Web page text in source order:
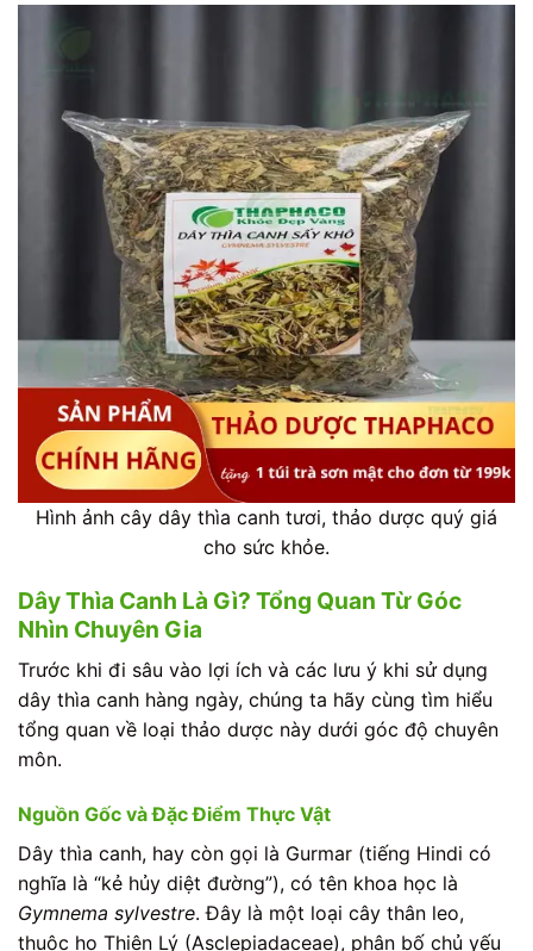
Hình ảnh cây dây thìa canh tươi, thảo dược quý giá
cho sức khỏe.
Dây Thìa Canh Là Gì? Tổng Quan Từ Góc
Nhìn Chuyên Gia
Trước khi đi sâu vào lợi ích và các lưu ý khi sử dụng
dây thìa canh hàng ngày, chúng ta hãy cùng tìm hiểu
tổng quan về loại thảo dược này dưới góc độ chuyên
môn.
Nguồn Gốc và Đặc Điểm Thực Vật
Dây thìa canh, hay còn gọi là Gurmar (tiếng Hindi có
nghĩa là “kẻ hủy diệt đường”), có tên khoa học là
Gymnema sylvestre. Đây là một loại cây thân leo,
thuộc họ Thiên Lý (Asclepiadaceae), phân bố chủ yếu